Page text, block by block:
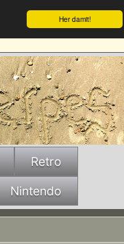
Her damit!
Retro
Nintendo